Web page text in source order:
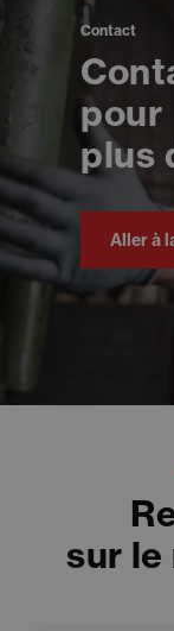
Contact
pour
plus
Aller à
sur le